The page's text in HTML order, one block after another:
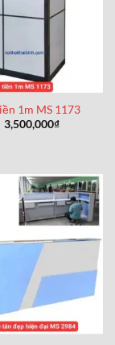
1m MS 1173
Giá
gốc
3,500,000₫Giá